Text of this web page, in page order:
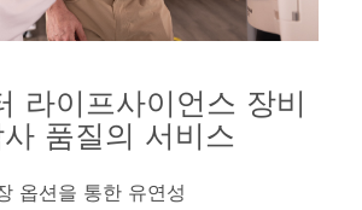
라이프사이언스 장비
품질의 서비스
옵션을 통한 유연성